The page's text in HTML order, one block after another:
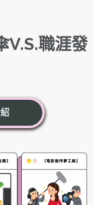
V.S.職涯發